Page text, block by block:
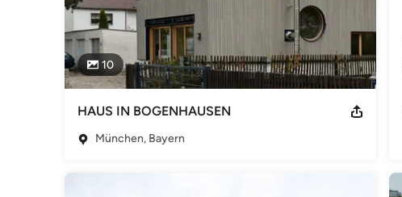
10
HAUS IN BOGENHAUSEN
München, Bayern